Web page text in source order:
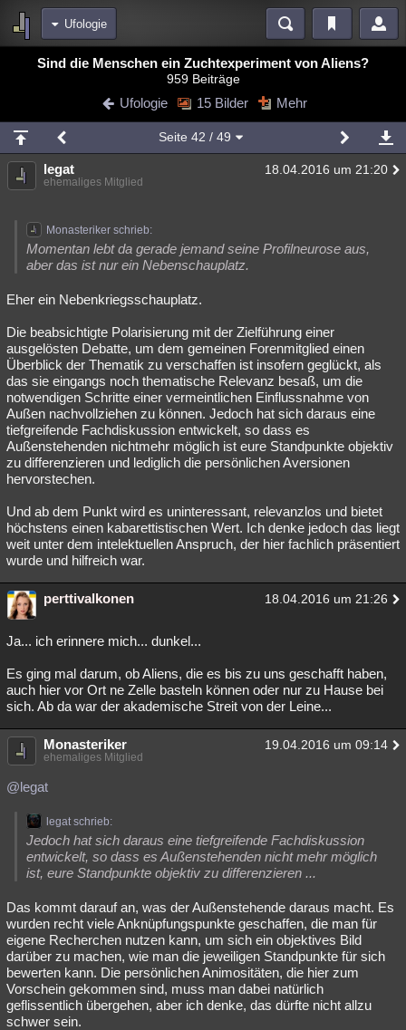
Ufologie
Bereiche
Blogs Videos
Chat Wiki Neuigkeiten
meine Rubriken
Menschen Mystery Kriminalfälle
Natur Umfragen Unterhaltung
weitere Rubriken
Philosophie Träume Orte
Astronomie Helpdesk Gruppen Gaming Filme
Musik Clash Verbesserungen Allmystery English
Übersichten
Besucht Teilgenommen Alle Neue Geschlossen
Lesenswert Schlüsselwörter
Sind die Menschen ein Zuchtexperiment von Aliens?
959 Beiträge
Ufologie 15 Bilder Mehr
Seite 42 / 49
legat 18.04.2016 um 21:20
ehemaliges Mitglied
Monasteriker schrieb:
Momentan lebt da gerade jemand seine Profilneurose aus,
aber das ist nur ein Nebenschauplatz.
Eher ein Nebenkriegsschauplatz.
Die beabsichtigte Polarisierung mit der Zielführung einer
ausgelösten Debatte, um dem gemeinen Forenmitglied einen
Überblick der Thematik zu verschaffen ist insofern geglückt, als
das sie eingangs noch thematische Relevanz besaß, um die
notwendigen Schritte einer vermeintlichen Einflussnahme von
Außen nachvollziehen zu können. Jedoch hat sich daraus eine
tiefgreifende Fachdiskussion entwickelt, so dass es
Außenstehenden nichtmehr möglich ist eure Standpunkte objektiv
zu differenzieren und lediglich die persönlichen Aversionen
hervorstechen.
Und ab dem Punkt wird es uninteressant, relevanzlos und bietet
höchstens einen kabarettistischen Wert. Ich denke jedoch das liegt
weit unter dem intelektuellen Anspruch, der hier fachlich präsentiert
wurde und hilfreich war.
perttivalkonen 18.04.2016 um 21:26
Ja... ich erinnere mich... dunkel...
Es ging mal darum, ob Aliens, die es bis zu uns geschafft haben,
auch hier vor Ort ne Zelle basteln können oder nur zu Hause bei
sich. Ab da war der akademische Streit von der Leine...
Monasteriker 19.04.2016 um 09:14
ehemaliges Mitglied
@legat
legat schrieb:
Jedoch hat sich daraus eine tiefgreifende Fachdiskussion
entwickelt, so dass es Außenstehenden nicht mehr möglich
ist, eure Standpunkte objektiv zu differenzieren ...
Das kommt darauf an, was der Außenstehende daraus macht. Es
wurden recht viele Anknüpfungspunkte geschaffen, die man für
eigene Recherchen nutzen kann, um sich ein objektives Bild
darüber zu machen, wie man die jeweiligen Standpunkte für sich
bewerten kann. Die persönlichen Animositäten, die hier zum
Vorschein gekommen sind, muss man dabei natürlich
geflissentlich übergehen, aber ich denke, das dürfte nicht allzu
schwer sein.